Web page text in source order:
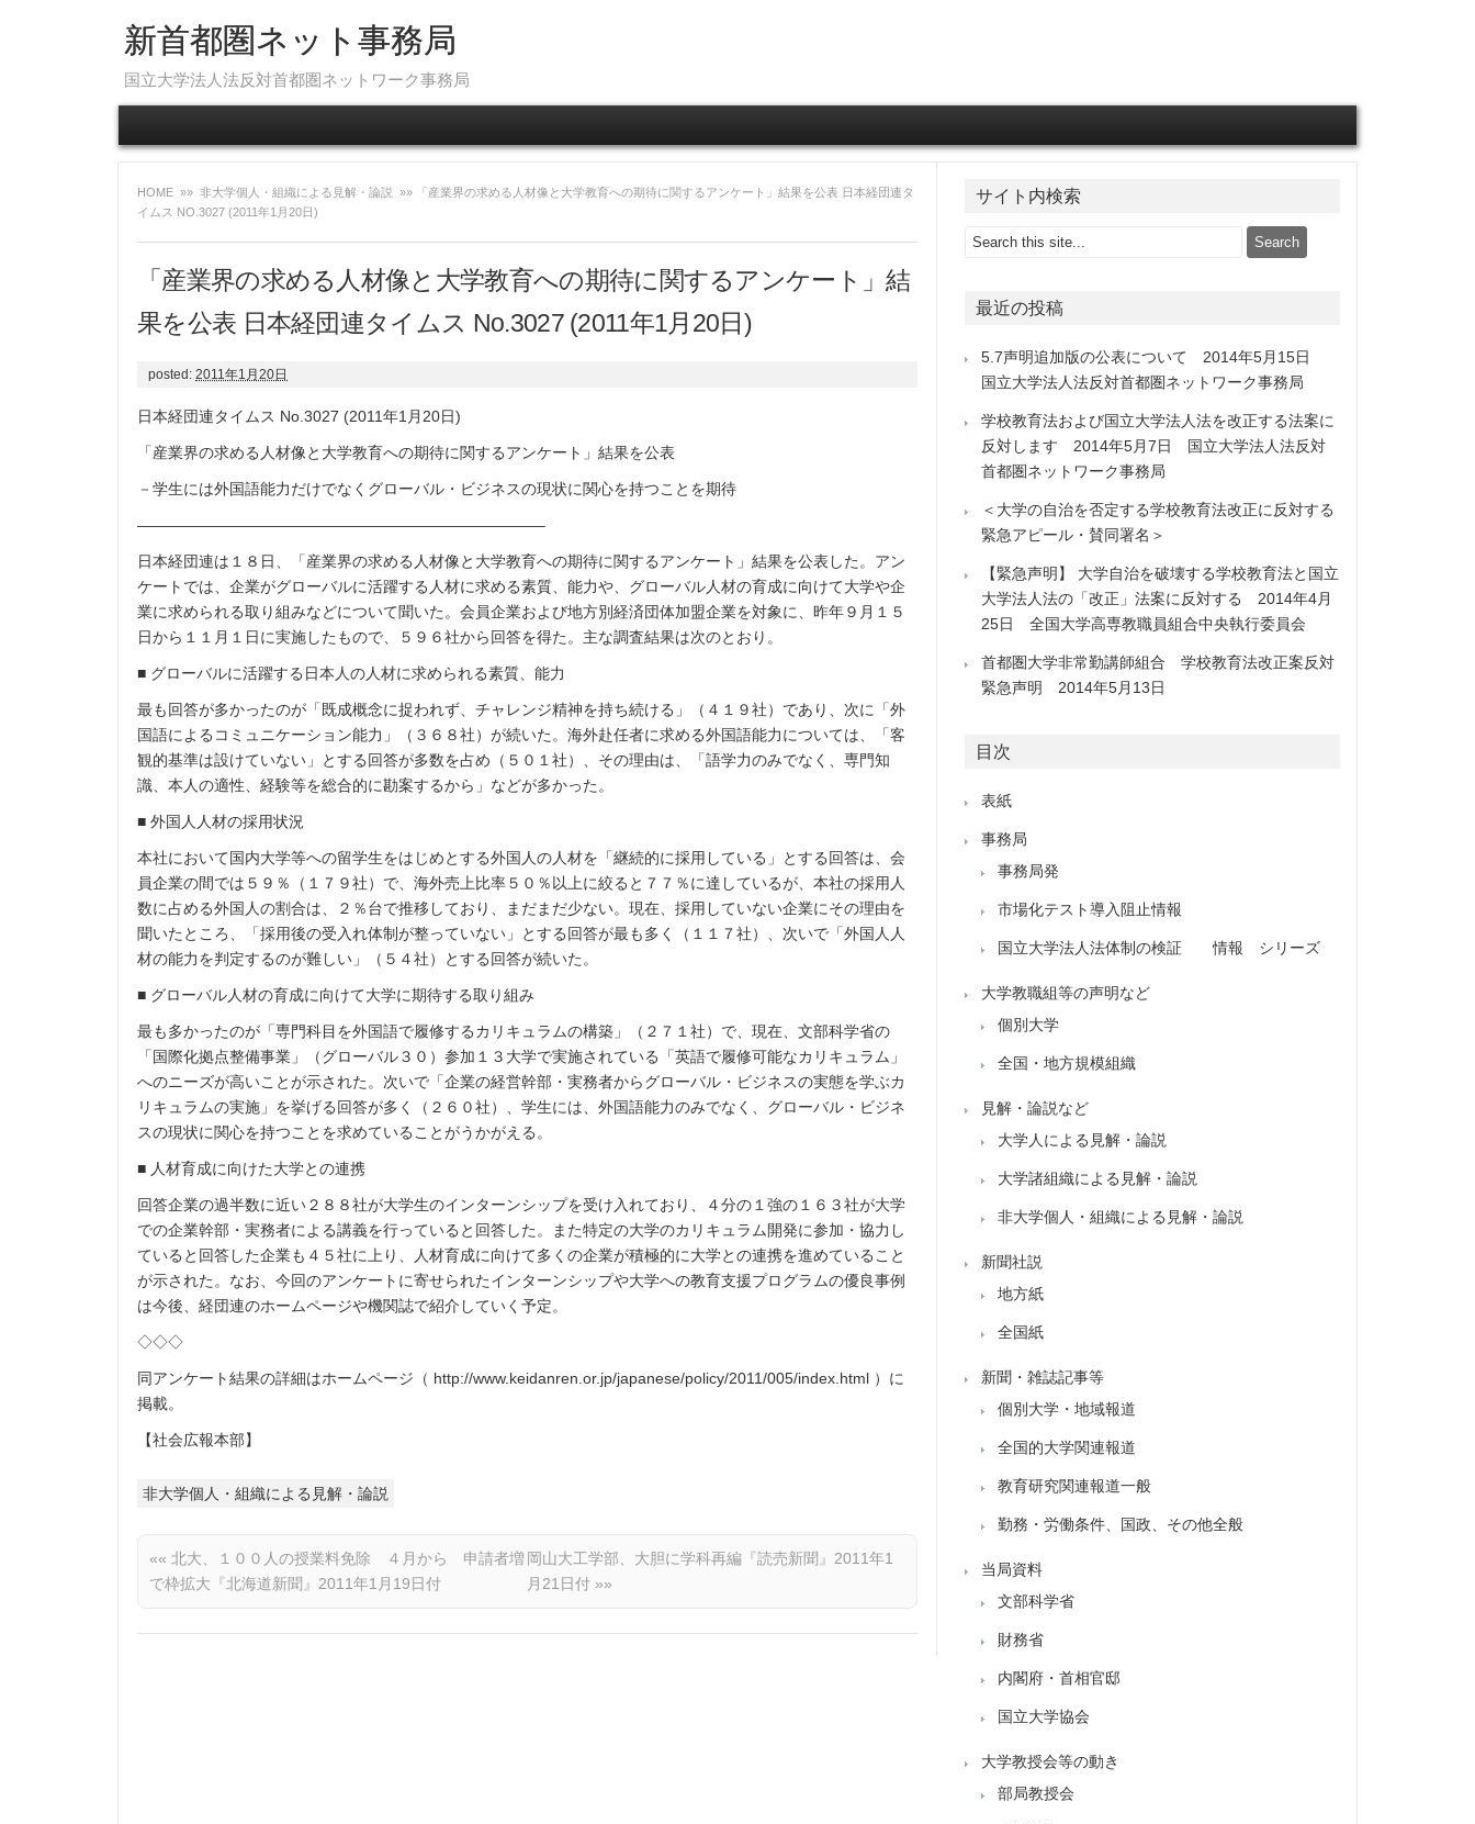
新首都圏ネット事務局
国立大学法人法反対首都圏ネットワーク事務局
HOME »» 非大学個人・組織による見解・論説 »» 「産業界の求める人材像と大学教育への期待に関するアンケート」結果を公表 日本経団連タ
イムス NO.3027 (2011年1月20日)
「産業界の求める人材像と大学教育への期待に関するアンケート」結
果を公表 日本経団連タイムス No.3027 (2011年1月20日)
posted: 2011年1月20日
日本経団連タイムス No.3027 (2011年1月20日)
「産業界の求める人材像と大学教育への期待に関するアンケート」結果を公表
－学生には外国語能力だけでなくグローバル・ビジネスの現状に関心を持つことを期待
——————————————————————————–
日本経団連は１８日、「産業界の求める人材像と大学教育への期待に関するアンケート」結果を公表した。アン
ケートでは、企業がグローバルに活躍する人材に求める素質、能力や、グローバル人材の育成に向けて大学や企
業に求められる取り組みなどについて聞いた。会員企業および地方別経済団体加盟企業を対象に、昨年９月１５
日から１１月１日に実施したもので、５９６社から回答を得た。主な調査結果は次のとおり。
■ グローバルに活躍する日本人の人材に求められる素質、能力
最も回答が多かったのが「既成概念に捉われず、チャレンジ精神を持ち続ける」（４１９社）であり、次に「外
国語によるコミュニケーション能力」（３６８社）が続いた。海外赴任者に求める外国語能力については、「客
観的基準は設けていない」とする回答が多数を占め（５０１社）、その理由は、「語学力のみでなく、専門知
識、本人の適性、経験等を総合的に勘案するから」などが多かった。
■ 外国人人材の採用状況
本社において国内大学等への留学生をはじめとする外国人の人材を「継続的に採用している」とする回答は、会
員企業の間では５９％（１７９社）で、海外売上比率５０％以上に絞ると７７％に達しているが、本社の採用人
数に占める外国人の割合は、２％台で推移しており、まだまだ少ない。現在、採用していない企業にその理由を
聞いたところ、「採用後の受入れ体制が整っていない」とする回答が最も多く（１１７社）、次いで「外国人人
材の能力を判定するのが難しい」（５４社）とする回答が続いた。
■ グローバル人材の育成に向けて大学に期待する取り組み
最も多かったのが「専門科目を外国語で履修するカリキュラムの構築」（２７１社）で、現在、文部科学省の
「国際化拠点整備事業」（グローバル３０）参加１３大学で実施されている「英語で履修可能なカリキュラム」
へのニーズが高いことが示された。次いで「企業の経営幹部・実務者からグローバル・ビジネスの実態を学ぶカ
リキュラムの実施」を挙げる回答が多く（２６０社）、学生には、外国語能力のみでなく、グローバル・ビジネ
スの現状に関心を持つことを求めていることがうかがえる。
■ 人材育成に向けた大学との連携
回答企業の過半数に近い２８８社が大学生のインターンシップを受け入れており、４分の１強の１６３社が大学
での企業幹部・実務者による講義を行っていると回答した。また特定の大学のカリキュラム開発に参加・協力し
ていると回答した企業も４５社に上り、人材育成に向けて多くの企業が積極的に大学との連携を進めていること
が示された。なお、今回のアンケートに寄せられたインターンシップや大学への教育支援プログラムの優良事例
は今後、経団連のホームページや機関誌で紹介していく予定。
◇◇◇
同アンケート結果の詳細はホームページ（ http://www.keidanren.or.jp/japanese/policy/2011/005/index.html ）に
掲載。
【社会広報本部】
非大学個人・組織による見解・論説
«« 北大、１００人の授業料免除 ４月から 申請者増
で枠拡大『北海道新聞』2011年1月19日付
岡山大工学部、大胆に学科再編『読売新聞』2011年1
月21日付 »»
サイト内検索
最近の投稿
5.7声明追加版の公表について 2014年5月15日
国立大学法人法反対首都圏ネットワーク事務局
学校教育法および国立大学法人法を改正する法案に
反対します 2014年5月7日 国立大学法人法反対
首都圏ネットワーク事務局
＜大学の自治を否定する学校教育法改正に反対する
緊急アピール・賛同署名＞
【緊急声明】 大学自治を破壊する学校教育法と国立
大学法人法の「改正」法案に反対する 2014年4月
25日 全国大学高専教職員組合中央執行委員会
首都圏大学非常勤講師組合 学校教育法改正案反対
緊急声明 2014年5月13日
目次
表紙
事務局
事務局発
市場化テスト導入阻止情報
国立大学法人法体制の検証 情報 シリーズ
大学教職組等の声明など
個別大学
全国・地方規模組織
見解・論説など
大学人による見解・論説
大学諸組織による見解・論説
非大学個人・組織による見解・論説
新聞社説
地方紙
全国紙
新聞・雑誌記事等
個別大学・地域報道
全国的大学関連報道
教育研究関連報道一般
勤務・労働条件、国政、その他全般
当局資料
文部科学省
財務省
内閣府・首相官邸
国立大学協会
大学教授会等の動き
部局教授会